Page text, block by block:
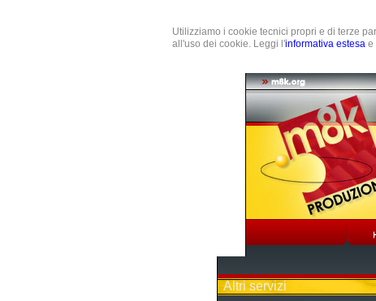
Utilizziamo i cookie tecnici propri e di terze
all'uso dei cookie. Leggi l'informativa estesa e
Altri servizi